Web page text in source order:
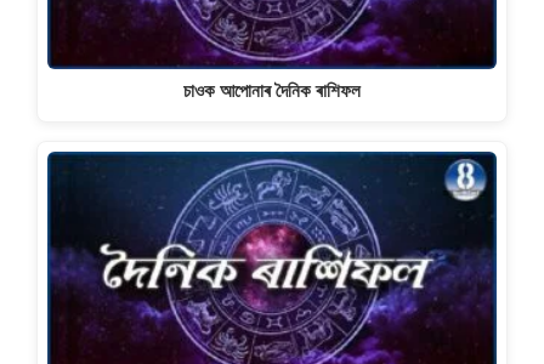
চাওক আপোনাৰ দৈনিক ৰাশিফল